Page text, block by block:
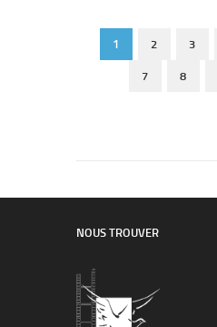
1 2 3
7 8
NOUS TROUVER